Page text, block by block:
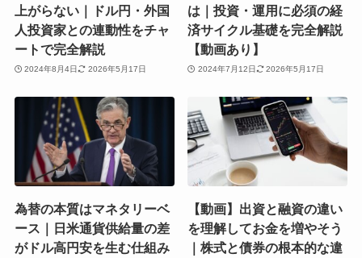
上がらない｜ドル円・外国
人投資家との連動性をチャ
ートで完全解説
2024年8月4日 2026年5月17日
は｜投資・運用に必須の経
済サイクル基礎を完全解説
【動画あり】
2024年7月12日 2026年5月17日
為替の本質はマネタリーベ
ース｜日米通貨供給量の差
がドル高円安を生む仕組み
【動画】出資と融資の違い
を理解してお金を増やそう
｜株式と債券の根本的な違